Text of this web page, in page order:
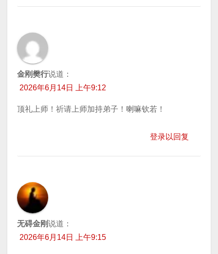
金刚樊行说道：
2026年6月14日 上午9:12
顶礼上师！祈请上师加持弟子！喇嘛钦若！
登录以回复
无碍金刚说道：
2026年6月14日 上午9:15